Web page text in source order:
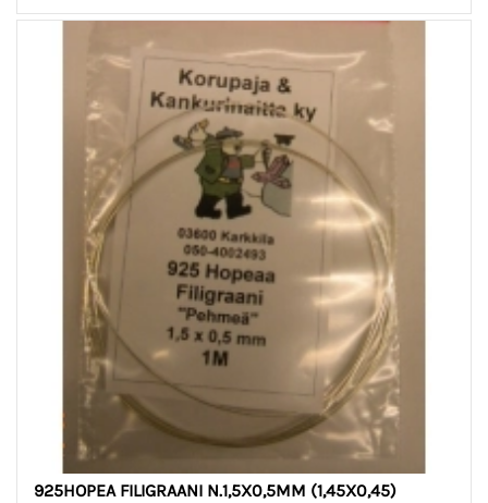
925HOPEA FILIGRAANI N.1,5X0,5MM (1,45X0,45)